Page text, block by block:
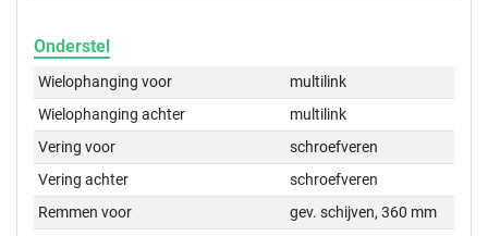
Onderstel
Wielophanging voor
multilink
Wielophanging achter
multilink
Vering voor
schroefveren
Vering achter
schroefveren
Remmen voor
gev. schijven, 360 mm